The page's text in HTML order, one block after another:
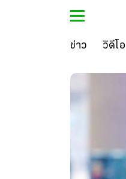
ข่าว วิดีโอ